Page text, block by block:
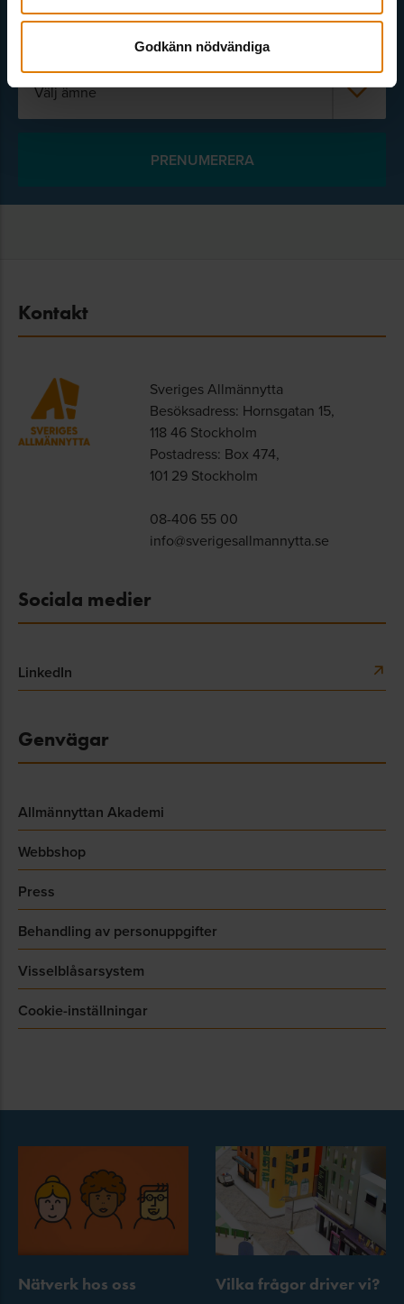
Godkänn nödvändiga
Välj ämne
Kontakt
Sveriges Allmännytta
Besöksadress: Hornsgatan 15,
118 46 Stockholm
Postadress: Box 474,
101 29 Stockholm
08-406 55 00
info@sverigesallmannytta.se
Sociala medier
LinkedIn
Genvägar
Allmännyttan Akademi
Webbshop
Press
Behandling av personuppgifter
Visselblåsarsystem
Cookie-inställningar
Nätverk hos oss
Vilka frågor driver vi?